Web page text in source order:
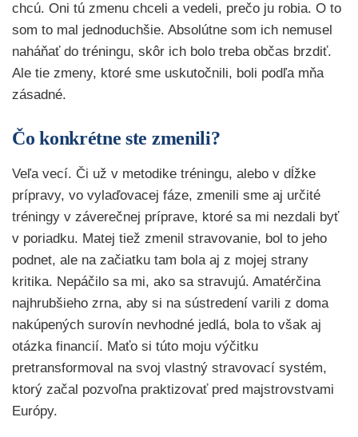
chcú. Oni tú zmenu chceli a vedeli, prečo ju robia. O to
som to mal jednoduchšie. Absolútne som ich nemusel
naháňať do tréningu, skôr ich bolo treba občas brzdiť.
Ale tie zmeny, ktoré sme uskutočnili, boli podľa mňa
zásadné.
Čo konkrétne ste zmenili?
Veľa vecí. Či už v metodike tréningu, alebo v dĺžke
prípravy, vo vylaďovacej fáze, zmenili sme aj určité
tréningy v záverečnej príprave, ktoré sa mi nezdali byť
v poriadku. Matej tiež zmenil stravovanie, bol to jeho
podnet, ale na začiatku tam bola aj z mojej strany
kritika. Nepáčilo sa mi, ako sa stravujú. Amatérčina
najhrubšieho zrna, aby si na sústredení varili z doma
nakúpených surovín nevhodné jedlá, bola to však aj
otázka financií. Maťo si túto moju výčitku
pretransformoval na svoj vlastný stravovací systém,
ktorý začal pozvoľna praktizovať pred majstrovstvami
Európy.